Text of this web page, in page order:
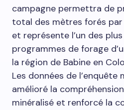
campagne permettra de
total des mètres forés
et représente l’un des
programmes de forage
la région de Babine en
Les données de
amélioré la
minéralisé et renforcé la